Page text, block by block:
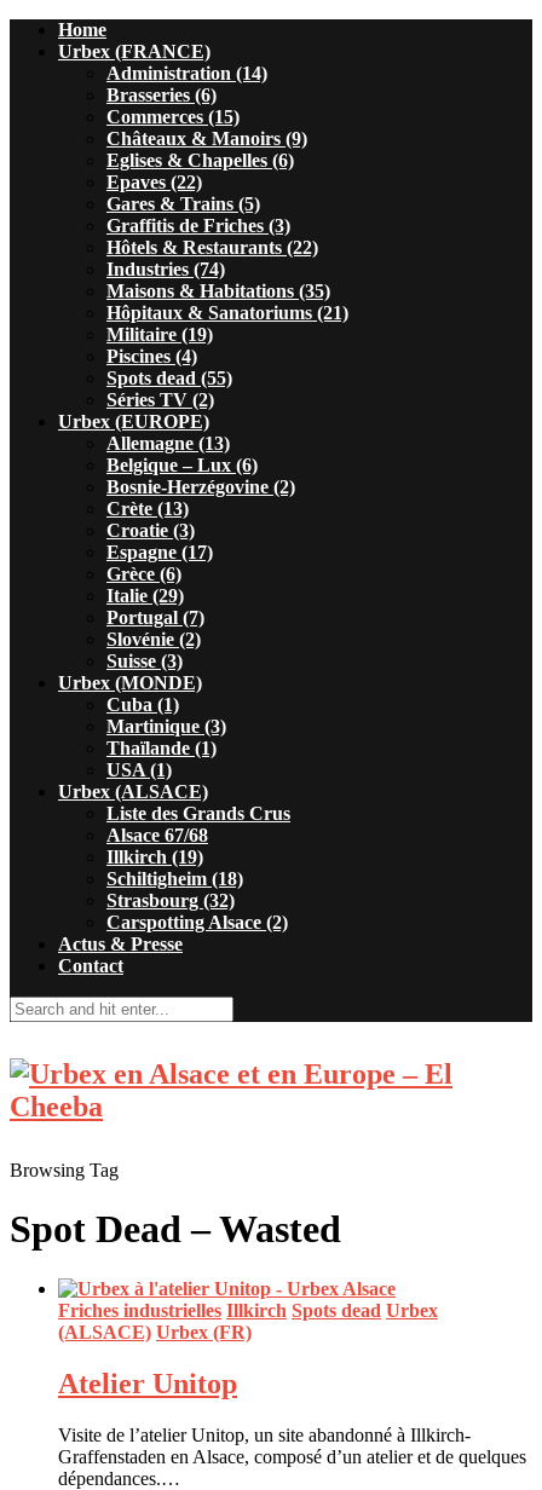
Home
Urbex (FRANCE)
Administration (14)
Brasseries (6)
Commerces (15)
Châteaux & Manoirs (9)
Eglises & Chapelles (6)
Epaves (22)
Gares & Trains (5)
Graffitis de Friches (3)
Hôtels & Restaurants (22)
Industries (74)
Maisons & Habitations (35)
Hôpitaux & Sanatoriums (21)
Militaire (19)
Piscines (4)
Spots dead (55)
Séries TV (2)
Urbex (EUROPE)
Allemagne (13)
Belgique – Lux (6)
Bosnie-Herzégovine (2)
Crète (13)
Croatie (3)
Espagne (17)
Grèce (6)
Italie (29)
Portugal (7)
Slovénie (2)
Suisse (3)
Urbex (MONDE)
Cuba (1)
Martinique (3)
Thaïlande (1)
USA (1)
Urbex (ALSACE)
Liste des Grands Crus
Alsace 67/68
Illkirch (19)
Schiltigheim (18)
Strasbourg (32)
Carspotting Alsace (2)
Actus & Presse
Contact
Browsing Tag
Spot Dead – Wasted
Friches industrielles Illkirch Spots dead Urbex
(ALSACE) Urbex (FR)
Atelier Unitop
Visite de l’atelier Unitop, un site abandonné à Illkirch-
Graffenstaden en Alsace, composé d’un atelier et de quelques
dépendances.…